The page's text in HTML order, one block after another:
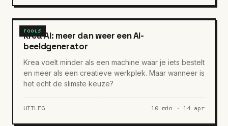
TOOLS
Krea AI: meer dan weer een AI-
beeldgenerator
Krea voelt minder als een machine waar je iets bestelt
en meer als een creatieve werkplek. Maar wanneer is
het echt de slimste keuze?
UITLEG 10 min · 14 apr